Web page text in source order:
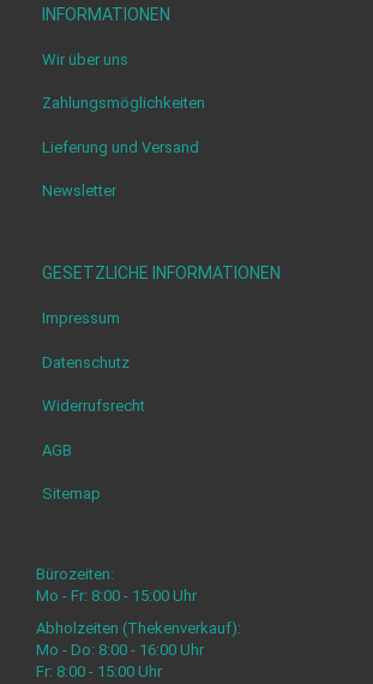
INFORMATIONEN
Wir über uns
Zahlungsmöglichkeiten
Lieferung und Versand
Newsletter
GESETZLICHE INFORMATIONEN
Impressum
Datenschutz
Widerrufsrecht
AGB
Sitemap
Bürozeiten:
Mo - Fr: 8:00 - 15:00 Uhr
Abholzeiten (Thekenverkauf):
Mo - Do: 8:00 - 16:00 Uhr
Fr: 8:00 - 15:00 Uhr